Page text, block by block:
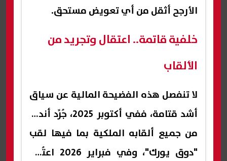
الأرجح أثقل من أي تعويض مستحق.
خلفية قاتمة.. اعتقال وتجريد من
الألقاب
لا تنفصل هذه الفضيحة المالية عن سياق
أشد قتامة، ففي أكتوبر 2025، جُرِّد أندرو
من جميع ألقابه الملكية بما فيها لقب
"دوق يورك"، وفي فبراير 2026 اعتُقل